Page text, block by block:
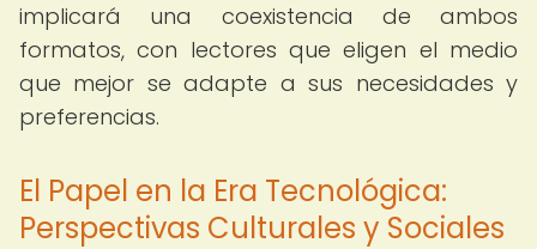
implicará una coexistencia de ambos
formatos, con lectores que eligen el medio
que mejor se adapte a sus necesidades y
preferencias.
El Papel en la Era Tecnológica:
Perspectivas Culturales y Sociales